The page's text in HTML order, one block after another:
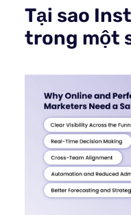
Tại sao
trong một